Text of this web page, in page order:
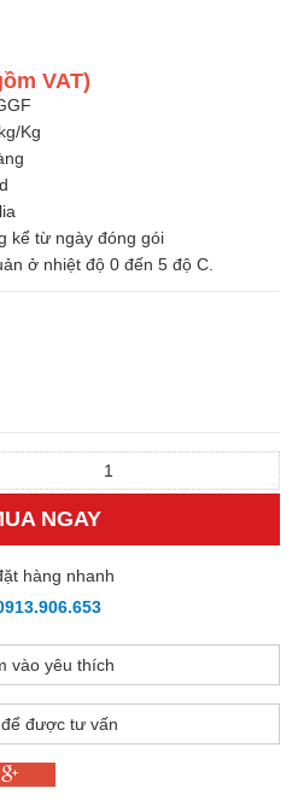
VAT)
Kg
kể từ ngày đóng gói
ở nhiệt độ 0 đến 5 độ C.
NGAY
hàng nhanh
vào yêu thích
được tư vấn